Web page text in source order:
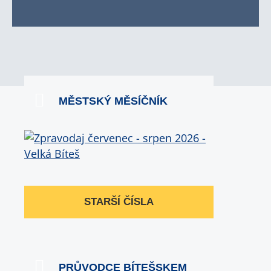
MĚSTSKÝ MĚSÍČNÍK
STARŠÍ ČÍSLA
PRŮVODCE BÍTEŠSKEM